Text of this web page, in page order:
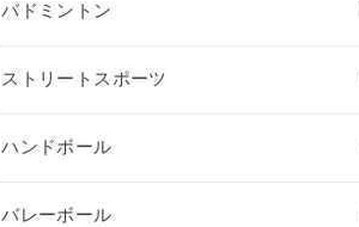
バドミントン
ストリートスポーツ
ハンドボール
バレーボール